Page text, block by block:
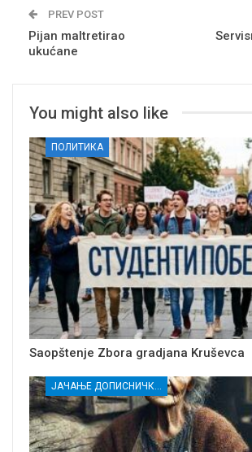
PREV POST
Pijan maltretirao
ukućane
You might also like
ПОЛИТИКА
Saopštenje Zbora gradjana Kruševca
ЈАЧАЊЕ ДОПИСНИЧКЕ МРЕЖЕ НЕЗАВИСНИХ МЕДИЈА У РАСИНСКОМ ОКРУГУ